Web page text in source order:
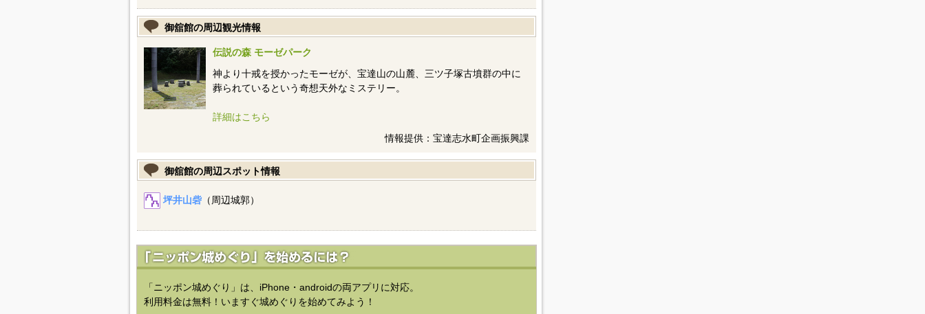
御舘館の周辺観光情報
伝説の森 モーゼパーク
神より十戒を授かったモーゼが、宝達山の山麓、三ツ子塚古墳群の中に
葬られているという奇想天外なミステリー。
詳細はこちら
情報提供：宝達志水町企画振興課
御舘館の周辺スポット情報
坪井山砦（周辺城郭）
「ニッポン城めぐり」は、iPhone・androidの両アプリに対応。
利用料金は無料！いますぐ城めぐりを始めてみよう！